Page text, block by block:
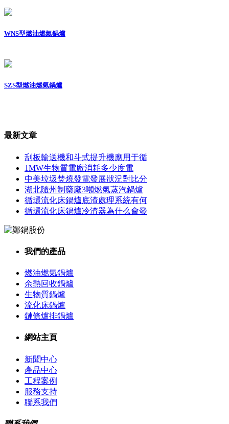
WNS型燃油燃氣鍋爐
SZS型燃油燃氣鍋爐
最新文章
刮板輸送機和斗式提升機應用于循
1MW生物質電廠消耗多少度電
中美垃圾焚燒發電發展狀況對比分
湖北隨州制藥廠3噸燃氣蒸汽鍋爐
循環流化床鍋爐底渣處理系統有何
循環流化床鍋爐冷渣器為什么會發
我們的產品
燃油燃氣鍋爐
余熱回收鍋爐
生物質鍋爐
流化床鍋爐
鏈條爐排鍋爐
網站主頁
新聞中心
產品中心
工程案例
服務支持
聯系我們